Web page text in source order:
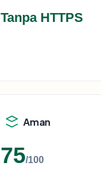
Tanpa HTTPS
Aman
75/100